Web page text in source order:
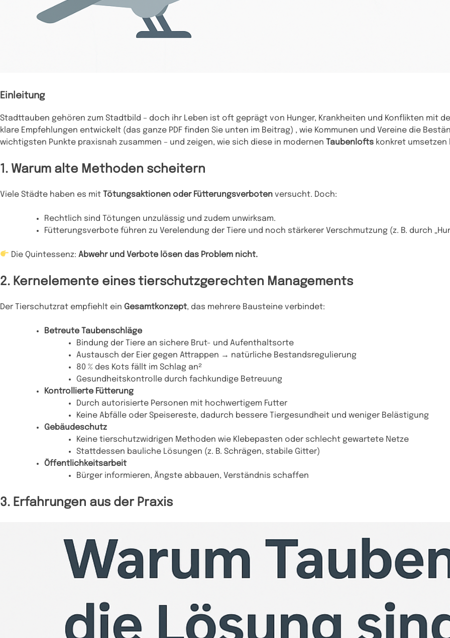
Einleitung
Stadttauben gehören zum Stadtbild – doch ihr Leben ist oft geprägt von Hunger, Krankheiten und Konflikten mit
klare Empfehlungen entwickelt (das ganze PDF finden Sie unten im Beitrag) , wie Kommunen und Vereine die
wichtigsten Punkte praxisnah zusammen – und zeigen, wie sich diese in modernen Taubenlofts konkret umsetzen
1. Warum alte Methoden scheitern
Viele Städte haben es mit Tötungsaktionen oder Fütterungsverboten versucht. Doch:
Rechtlich sind Tötungen unzulässig und zudem unwirksam.
Fütterungsverbote führen zu Verelendung der Tiere und noch stärkerer Verschmutzung (z. B. durch
Die Quintessenz:Abwehr und Verbote lösen das Problem nicht.
2. Kernelemente eines tierschutzgerechten Managements
Der Tierschutzrat empfiehlt ein Gesamtkonzept, das mehrere Bausteine verbindet:
Betreute Taubenschläge
Bindung der Tiere an sichere Brut- und Aufenthaltsorte
Austausch der Eier gegen Attrappen → natürliche Bestandsregulierung
80 % des Kots fällt im Schlag an²
Gesundheitskontrolle durch fachkundige Betreuung
Kontrollierte Fütterung
Durch autorisierte Personen mit hochwertigem Futter
Keine Abfälle oder Speisereste, dadurch bessere Tiergesundheit und weniger Belästigung
Gebäudeschutz
Keine tierschutzwidrigen Methoden wie Klebepasten oder schlecht gewartete Netze
Stattdessen bauliche Lösungen (z. B. Schrägen, stabile Gitter)
Öffentlichkeitsarbeit
Bürger informieren, Ängste abbauen, Verständnis schaffen
3. Erfahrungen aus der Praxis